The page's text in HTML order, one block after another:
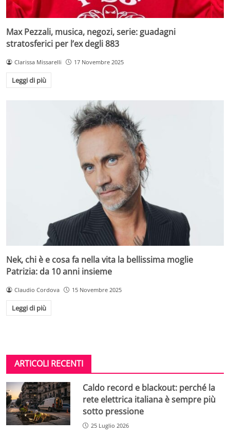
Max Pezzali, musica, negozi, serie: guadagni
stratosferici per l’ex degli 883
Clarissa Missarelli 17 Novembre 2025
Leggi di più
Nek, chi è e cosa fa nella vita la bellissima moglie
Patrizia: da 10 anni insieme
Claudio Cordova 15 Novembre 2025
Leggi di più
ARTICOLI RECENTI
Caldo record e blackout: perché la
rete elettrica italiana è sempre più
sotto pressione
25 Luglio 2026